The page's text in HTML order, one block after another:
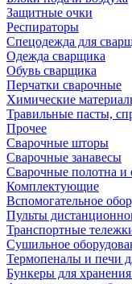
Защитные очки
Респираторы
Спецодежда для
Одежда сварщика
Обувь сварщика
Перчатки сварочные
Химические
Травильные пасты,
Прочее
Сварочные шторы
Сварочные занавесы
Сварочные полотна и
Комплектующие
Вспомогательное
Пульты
Транспортные
Сушильное
Термопеналы и печи
Бункеры для